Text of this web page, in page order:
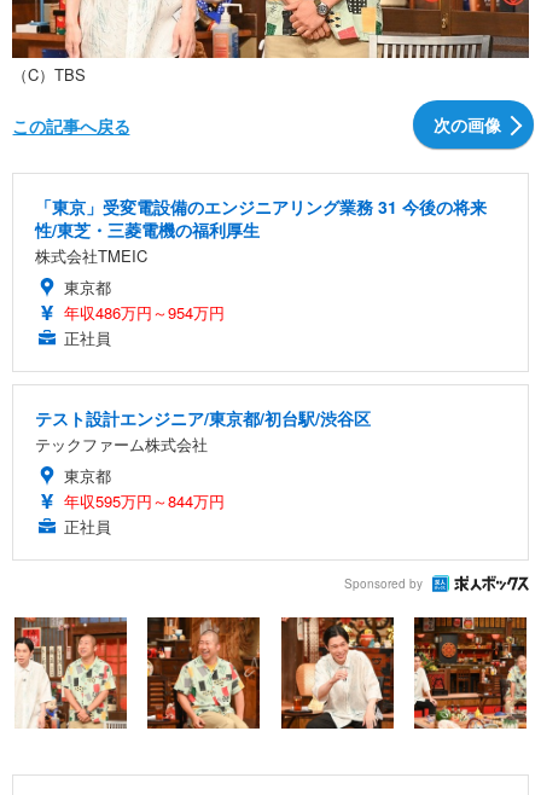
（C）TBS
次の画像
この記事へ戻る
「東京」受変電設備のエンジニアリング業務 31 今後の将来
性/東芝・三菱電機の福利厚生
株式会社TMEIC
東京都
年収486万円～954万円
正社員
テスト設計エンジニア/東京都/初台駅/渋谷区
テックファーム株式会社
東京都
年収595万円～844万円
正社員
Sponsored by